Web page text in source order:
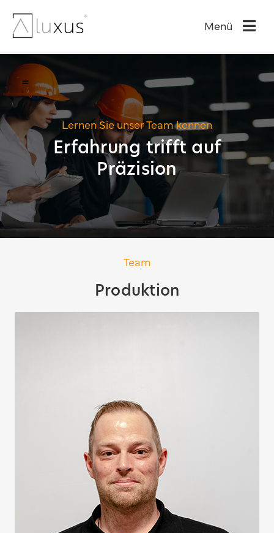
Inhalt
springen
Menü
Lernen Sie unser Team kennen
Erfahrung trifft auf
Präzision
Team
Produktion